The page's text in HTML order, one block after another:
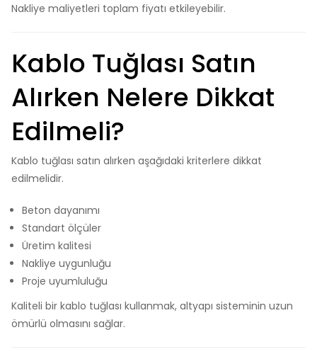
Nakliye maliyetleri toplam fiyatı etkileyebilir.
Kablo Tuğlası Satın
Alırken Nelere Dikkat
Edilmeli?
Kablo tuğlası satın alırken aşağıdaki kriterlere dikkat
edilmelidir.
Beton dayanımı
Standart ölçüler
Üretim kalitesi
Nakliye uygunluğu
Proje uyumluluğu
Kaliteli bir kablo tuğlası kullanmak, altyapı sisteminin uzun
ömürlü olmasını sağlar.